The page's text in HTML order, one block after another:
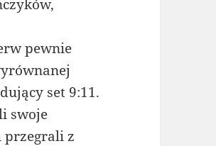
pewnie
set 9:11.
swoje
przegrali z